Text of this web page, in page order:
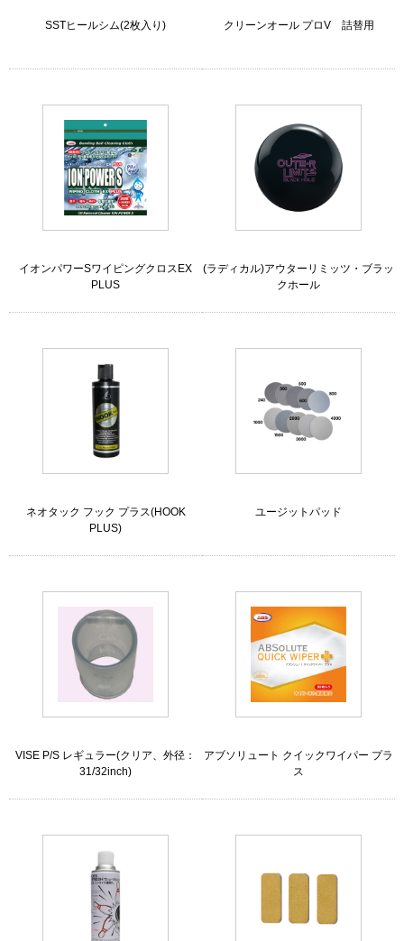
SSTヒールシム(2枚入り) クリーンオール プロV 詰替用
イオンパワーSワイピングクロスEX
PLUS
(ラディカル)アウターリミッツ・ブラッ
クホール
ネオタック フック プラス(HOOK
PLUS)
ユージットパッド
VISE P/S レギュラー(クリア、外径：
31/32inch)
アブソリュート クイックワイパー プラ
ス